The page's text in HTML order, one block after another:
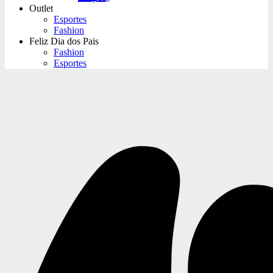
Outlet
Esportes
Fashion
Feliz Dia dos Pais
Fashion
Esportes